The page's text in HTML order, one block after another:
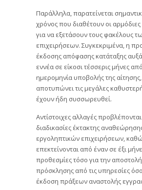
Παράλληλα, παρατείνεται
χρόνος που διαθέτουν οι
για να εξετάσουν τους φακέλους
επιχειρήσεων. Συγκεκριμένα, η
έκδοσης απόφασης κατάταξης
εννέα σε είκοσι τέσσερις μήνες
ημερομηνία υποβολής της
αποτυπώνει τις μεγάλες
έχουν ήδη συσσωρευθεί.
Αντίστοιχες αλλαγές προβλέπονται
διαδικασίες έκτακτης
εργοληπτικών επιχειρήσεων,
επεκτείνονται από έναν σε έξι
προθεσμίες τόσο για την αποστολή
πρόσκλησης από τις υπηρεσίες
έκδοση πράξεων αναστολής